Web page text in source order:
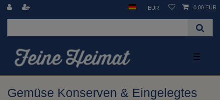
EUR 0,00 EUR
☰
Gemüse Konserven & Eingelegtes